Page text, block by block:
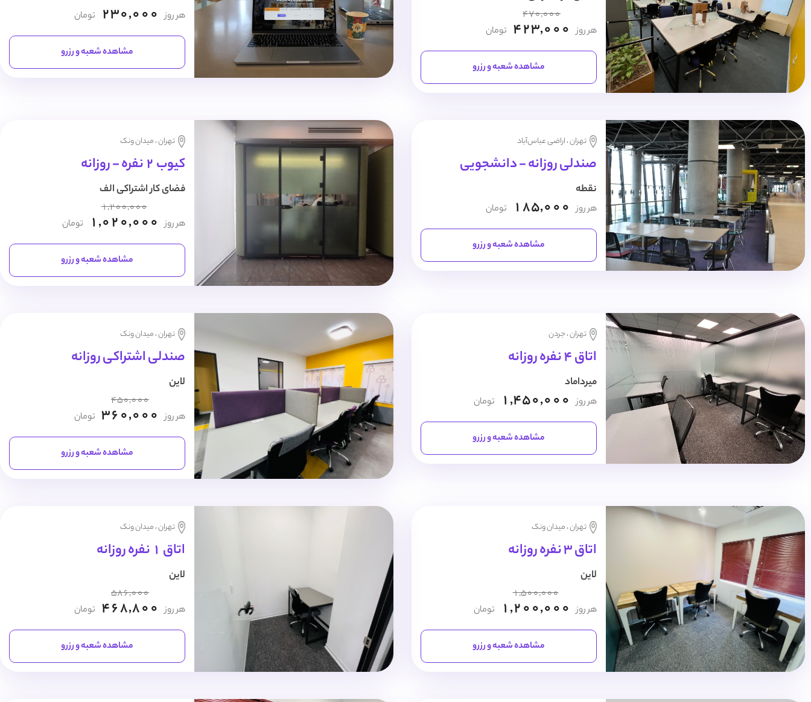
هر روز
470,000
423,000 تومان
مشاهده شعبه و رزرو
هر روز 230,000 تومان
مشاهده شعبه و رزرو
تهران ، اراضی عباس‌آباد
صندلی روزانه - دانشجویی
نقطه
هر روز 185,000 تومان
مشاهده شعبه و رزرو
تهران ، میدان ونک
کیوب 2 نفره - روزانه
فضای کار اشتراکی الف
هر روز
1,200,000
1,020,000 تومان
مشاهده شعبه و رزرو
تهران ، جردن
اتاق 4 نفره روزانه
میرداماد
هر روز 1,450,000 تومان
مشاهده شعبه و رزرو
تهران ، میدان ونک
صندلی اشتراکی روزانه
لاین
هر روز
450,000
360,000 تومان
مشاهده شعبه و رزرو
تهران ، میدان ونک
اتاق 3 نفره روزانه
لاین
هر روز
1,500,000
1,200,000 تومان
مشاهده شعبه و رزرو
تهران ، میدان ونک
اتاق 1 نفره روزانه
لاین
هر روز
586,000
468,800 تومان
مشاهده شعبه و رزرو